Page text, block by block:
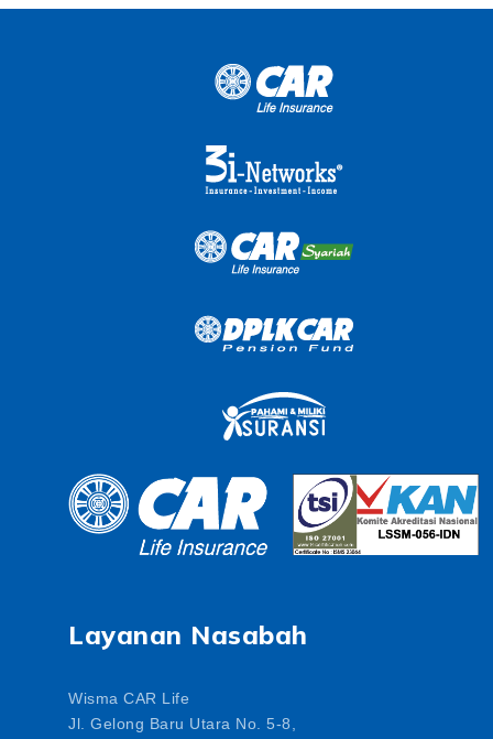
Layanan Nasabah
Wisma CAR Life
Jl. Gelong Baru Utara No. 5-8,